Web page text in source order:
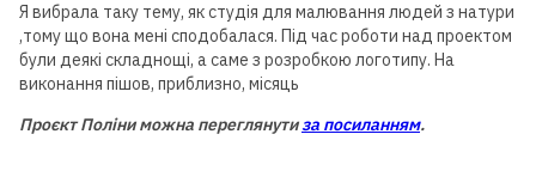
Я вибрала таку тему, як cтудія для малювання людей з натури
,тому що вона мені сподобалася. Під час роботи над проектом
були деякі складнощі, а саме з розробкою логотипу. На
виконання пішов, приблизно, місяць
Проєкт Поліниможна переглянутиза посиланням.